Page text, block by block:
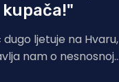
ljetuje na Hvaru,
nam o nesnosnoj